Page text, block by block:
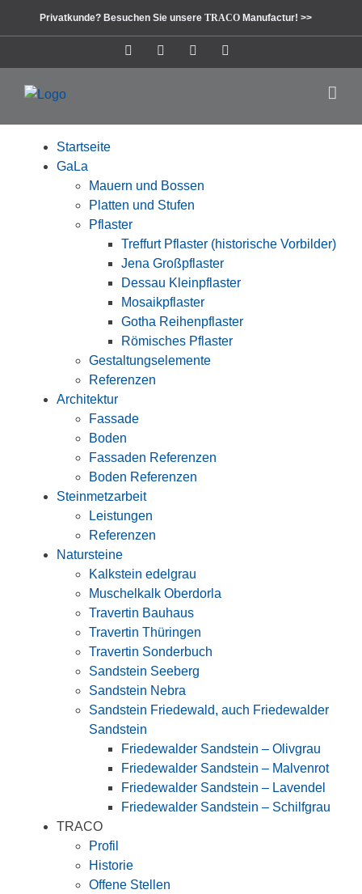
Privatkunde? Besuchen Sie unsere TRACO Manufactur! >>
InstagramFacebookPinterest
Startseite
GaLa
Mauern und Bossen
Platten und Stufen
Pflaster
Treffurt Pflaster (historische Vorbilder)
Jena Großpflaster
Dessau Kleinpflaster
Mosaikpflaster
Gotha Reihenpflaster
Römisches Pflaster
Gestaltungselemente
Referenzen
Architektur
Fassade
Boden
Fassaden Referenzen
Boden Referenzen
Steinmetzarbeit
Leistungen
Referenzen
Natursteine
Kalkstein edelgrau
Muschelkalk Oberdorla
Travertin Bauhaus
Travertin Thüringen
Travertin Sonderbuch
Sandstein Seeberg
Sandstein Nebra
Sandstein Friedewald, auch Friedewalder
Sandstein
Friedewalder Sandstein – Olivgrau
Friedewalder Sandstein – Malvenrot
Friedewalder Sandstein – Lavendel
Friedewalder Sandstein – Schilfgrau
TRACO
Profil
Historie
Offene Stellen